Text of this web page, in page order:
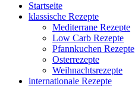
Startseite
klassische Rezepte
Mediterrane Rezepte
Low Carb Rezepte
Pfannkuchen Rezepte
Osterrezepte
Weihnachtsrezepte
internationale Rezepte